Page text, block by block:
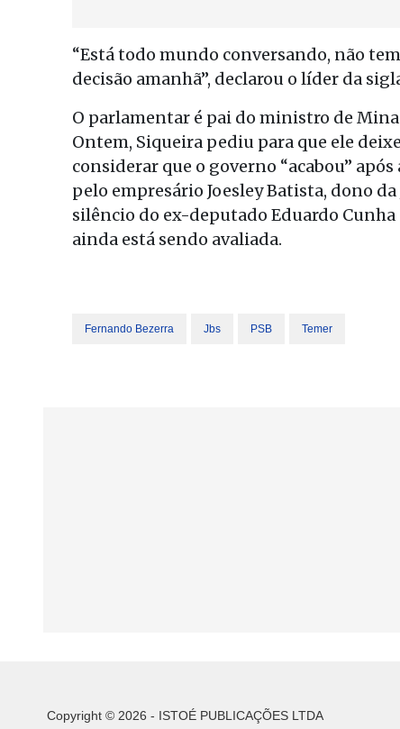
“Está todo mundo conversando, não
decisão amanhã”, declarou o líder da
O parlamentar é pai do ministro de
Ontem, Siqueira pediu para que ele
considerar que o governo “acabou”
pelo empresário Joesley Batista, dono
silêncio do ex-deputado Eduardo Cunha
ainda está sendo avaliada.
Fernando Bezerra Jbs PSB Temer
Copyright © 2026 - ISTOÉ PUBLICAÇÕES LTDA